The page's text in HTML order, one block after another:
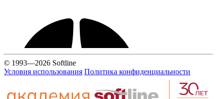
© 1993—2026 Softline
Условия использования Политика конфиденциальности